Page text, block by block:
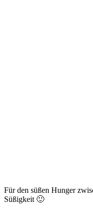
Für den süßen Hunger
Süßigkeit 🙂